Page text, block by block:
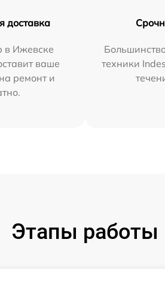
доставка
в Ижевске
ваше
ремонт и
техники
Этапы работы